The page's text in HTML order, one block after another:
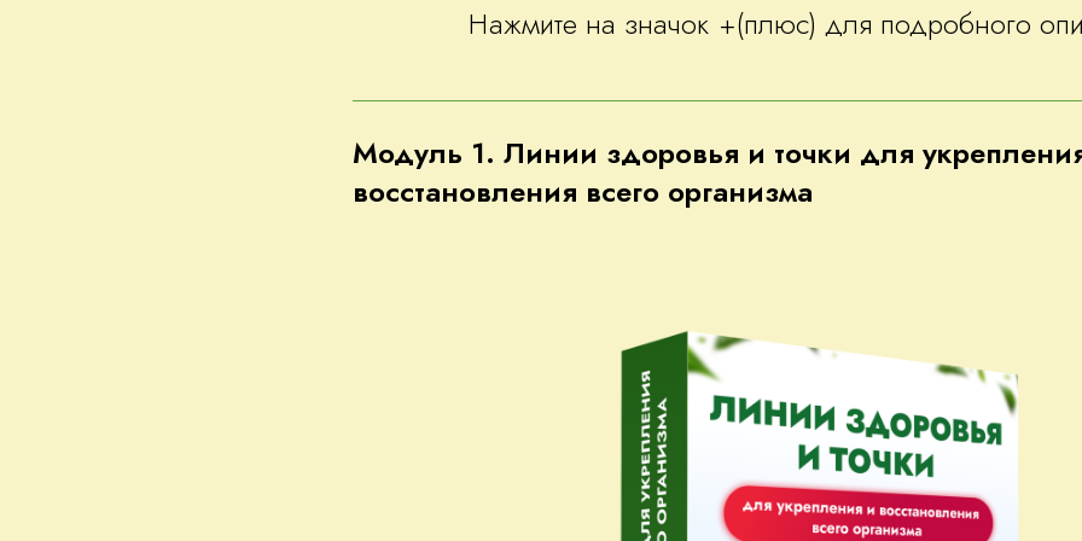
Нажмите на значок +(плюс) для подробного
Модуль 1. Линии здоровья и точки для
восстановления всего организма